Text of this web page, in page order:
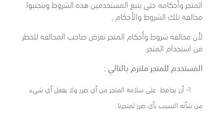
المتجر وأحكامه حتى يتبع المستخدمين هذه الشروط ويتجنبوا
مخالفة تلك الشروط والأحكام ,
لأن مخالفة شروط وأحكام المتجر تعرض صاحب المخالفة للحظر
من استخدام المتجر.
المستخدم للمتجر ملتزم بـالتالي :
1- أن يحافظ على سلامة المتجر من أي ضرر ولا يفعل أي شيء
من شأنه التسبب بأي ضرر لمتجرنا.